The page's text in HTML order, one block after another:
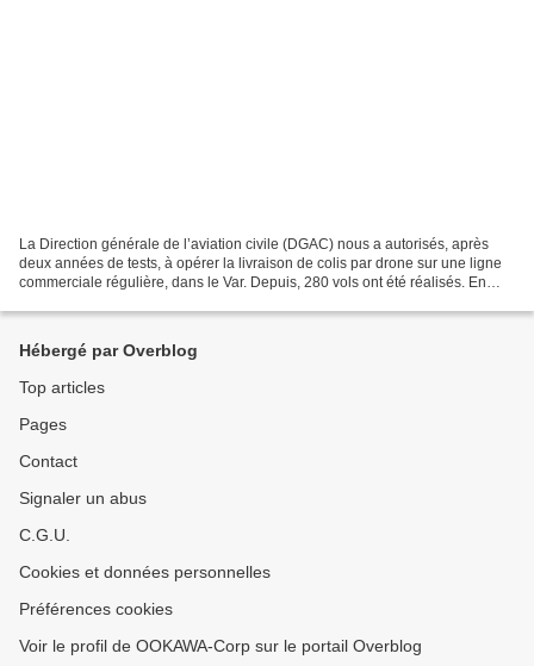
La Direction générale de l’aviation civile (DGAC) nous a autorisés, après
deux années de tests, à opérer la livraison de colis par drone sur une ligne
commerciale régulière, dans le Var. Depuis, 280 vols ont été réalisés. En
Hébergé par Overblog
Top articles
Pages
Contact
Signaler un abus
C.G.U.
Cookies et données personnelles
Préférences cookies
Voir le profil de OOKAWA-Corp sur le portail Overblog